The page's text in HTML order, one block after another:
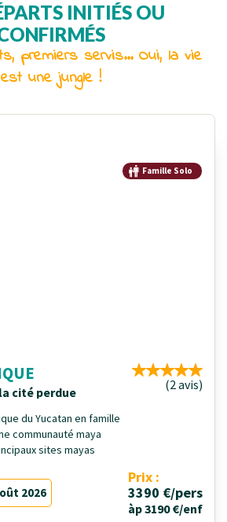
INITIÉS OU
premiers servis... Oui, la vie
est une jungle !
Famille Solo
cité perdue (2 avis)
du Yucatan en famille
communauté maya
sites mayas
2026
Prix :
3390 €/pers
àp 3190 €/enf